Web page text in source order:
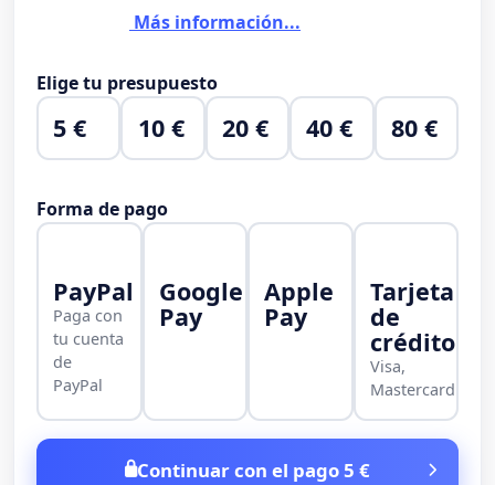
Más información...
Elige tu presupuesto
5 € 10 € 20 € 40 € 80 €
Forma de pago
PayPal
Paga con
tu cuenta
de
PayPal
Google
Pay
Apple
Pay
Tarjeta
de
crédito
Visa,
Mastercard
Continuar con el pago 5 €